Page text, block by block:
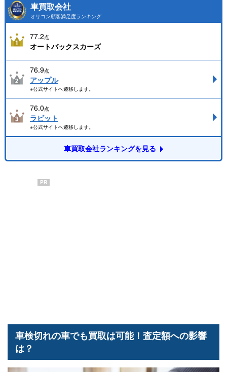
車買取会社
オリコン顧客満足度ランキング
77.2点
オートバックスカーズ
76.9点
アップル
※公式サイトへ遷移します。
76.0点
ラビット
※公式サイトへ遷移します。
車買取会社ランキングを見る
PR
車検切れの車でも買取は可能！査定額への影響
は？